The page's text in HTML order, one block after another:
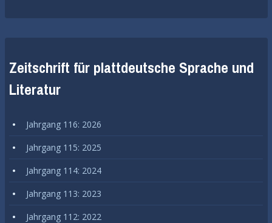
Zeitschrift für plattdeutsche Sprache und
Literatur
Jahrgang 116: 2026
Jahrgang 115: 2025
Jahrgang 114: 2024
Jahrgang 113: 2023
Jahrgang 112: 2022